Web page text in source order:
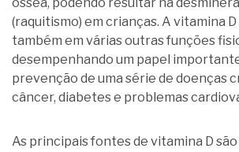
(raquitismo) em crianças. A vitamina
também em várias outras funções
desempenhando um papel
prevenção de uma série de doenças
câncer, diabetes e problemas
As principais fontes de vitamina D são